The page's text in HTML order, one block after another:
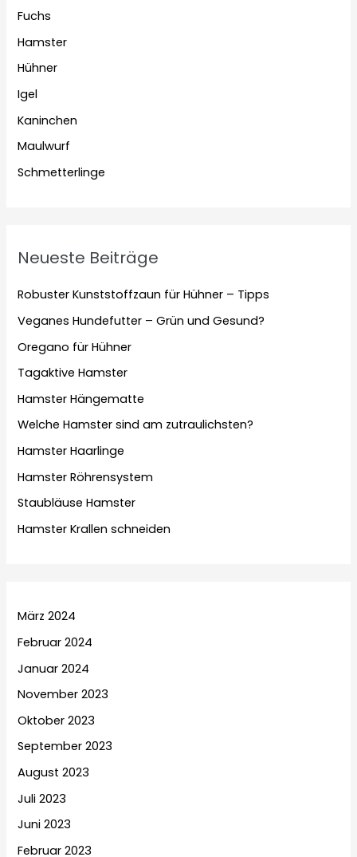
Fuchs
Hamster
Hühner
Igel
Kaninchen
Maulwurf
Schmetterlinge
Neueste Beiträge
Robuster Kunststoffzaun für Hühner – Tipps
Veganes Hundefutter – Grün und Gesund?
Oregano für Hühner
Tagaktive Hamster
Hamster Hängematte
Welche Hamster sind am zutraulichsten?
Hamster Haarlinge
Hamster Röhrensystem
Staubläuse Hamster
Hamster Krallen schneiden
März 2024
Februar 2024
Januar 2024
November 2023
Oktober 2023
September 2023
August 2023
Juli 2023
Juni 2023
Februar 2023